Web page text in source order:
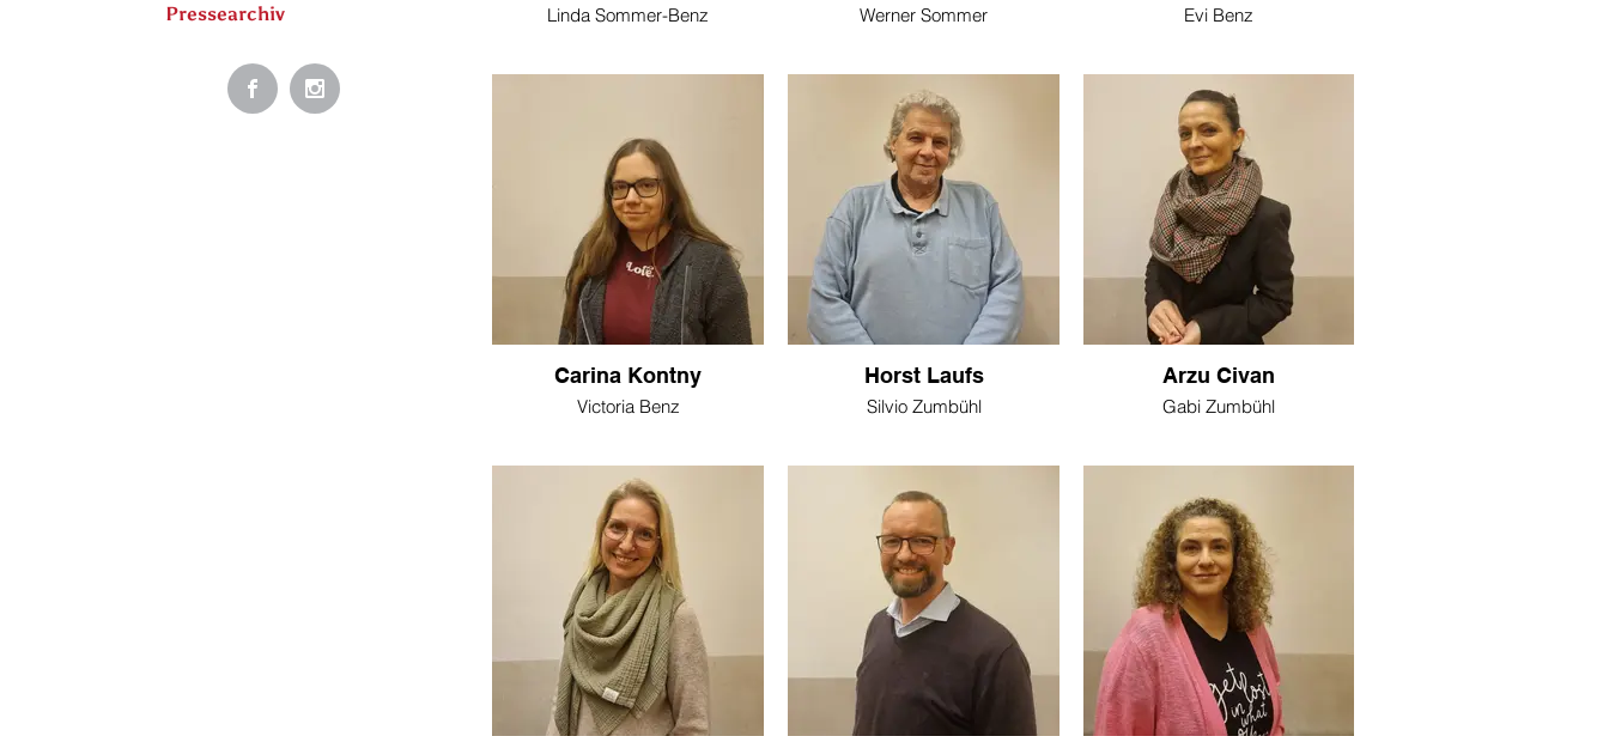
Pressearchiv
Linda Sommer-Benz Werner Sommer Evi Benz
Carina Kontny
Victoria Benz
Horst Laufs
Silvio Zumbühl
Arzu Civan
Gabi Zumbühl